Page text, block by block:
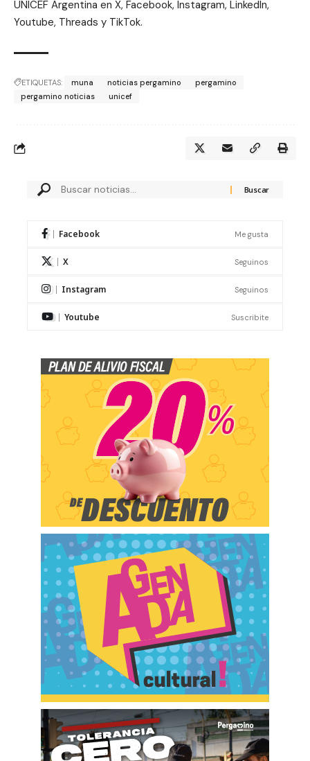
UNICEF Argentina en X, Facebook, Instagram, LinkedIn,
Youtube, Threads y TikTok.
ETIQUETAS: muna noticias pergamino
pergamino
pergamino noticias
unicef
Facebook Me gusta
X Seguinos
Instagram Seguinos
Youtube Suscribite